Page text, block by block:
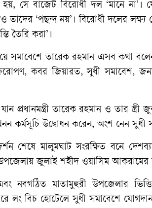
হয়, সে বাজেট বিরোধী দল ‘মানে না’।
তাদের ‘পছন্দ নয়’। বিরোধী দলের লক্ষ্য
তৈরি করা’।
তারেক রহমান এসব কথা বলেন।
কবর জিয়ারত, সুধী সমাবেশ,
প্রধানমন্ত্রী তারেক রহমান ও তার স্ত্রী
কর্মসূচি উদ্বোধন করেন, অংশ নেন সুধী
শেষে মালুমঘাট সংরক্ষিত বনে
উপজেলায় জুলাই শহীদ ওয়াসিম
মাতামুহুরী উপজেলার
লং বিচ হোটেলে সুধী সমাবেশে যোগদান